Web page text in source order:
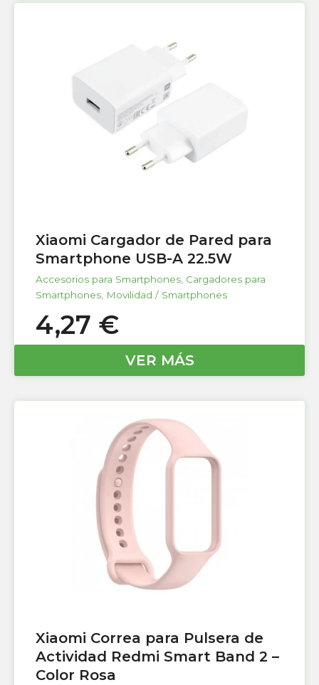
Xiaomi Cargador de Pared para
Smartphone USB-A 22.5W
Accesorios para Smartphones, Cargadores para
Smartphones, Movilidad / Smartphones
4,27 €
VER MÁS
Xiaomi Correa para Pulsera de
Actividad Redmi Smart Band 2 –
Color Rosa